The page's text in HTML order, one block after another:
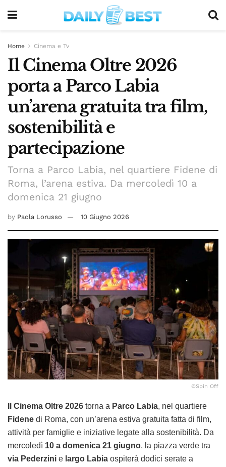
Home Cinema e Tv
Il Cinema Oltre 2026
porta a Parco Labia
un’arena gratuita tra film,
sostenibilità e
partecipazione
Torna a Parco Labia, nel quartiere Fidene di
Roma, l’arena estiva. Da mercoledì 10 a
domenica 21 giugno
by Paola Lorusso 10 Giugno 2026
©Spin Off
Il Cinema Oltre 2026 torna a Parco Labia, nel quartiere
Fidene di Roma, con un’arena estiva gratuita fatta di film,
attività per famiglie e iniziative legate alla sostenibilità. Da
mercoledì 10 a domenica 21 giugno, la piazza verde tra
via Pederzini e largo Labia ospiterà dodici serate a